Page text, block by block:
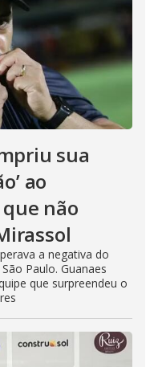
sua
ao
não
a negativa do
Paulo. Guanaes
que surpreendeu o